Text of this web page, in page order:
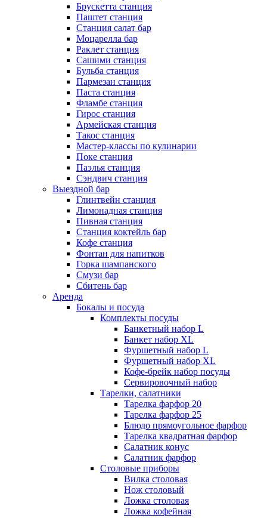
Брускетта станция
Паштет станция
Станция салат бар
Моцарелла бар
Раклет станция
Сашими станция
Бульба станция
Пармезан станция
Паста станция
Фламбе станция
Гирос станция
Армейская станция
Такос станция
Мастер-классы по кулинарии
Поке станция
Паэлья станция
Сэндвич станция
Выездной бар
Глинтвейн станция
Лимонадная станция
Пивная станция
Станция коктейль бар
Кофе станция
Фонтан для напитков
Горка шампанского
Смузи бар
Сбитень бар
Аренда
Бокалы и посуда
Комплекты посуды
Банкетный набор L
Банкет набор XL
Фуршетный набор L
Фуршетный набор ХL
Кофе-брейк набор посуды
Сервировочный набор
Тарелки, салатники
Тарелка фарфор 20
Тарелка фарфор 25
Блюдо прямоугольное фарфор
Тарелка квадратная фарфор
Салатник конус
Салатник фарфор
Столовые приборы
Вилка столовая
Нож столовый
Ложка столовая
Ложка кофейная